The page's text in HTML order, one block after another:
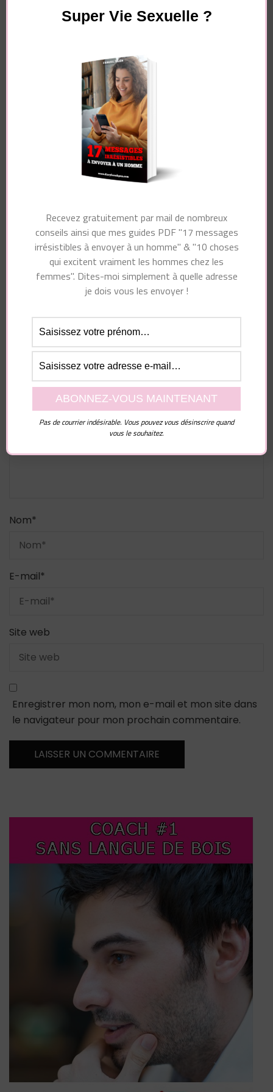
Navigation
Article précédent
22 erreurs de
communication à
Laisser un commentaire
Votre adresse e-mail ne sera pas publiée.Les
champs obligatoires sont indiqués avec
Commentaire
Nom*
E-mail*
Site web
Enregistrer mon nom, mon e-mail et mon site dans
le navigateur pour mon prochain commentaire.
Super Vie Sexuelle ?
Recevez gratuitement par mail de nombreux
conseils ainsi que mes guides PDF "17 messages
irrésistibles à envoyer à un homme" & "10 choses
qui excitent vraiment les hommes chez les
femmes". Dites-moi simplement à quelle adresse
je dois vous les envoyer !
Pas de courrier indésirable. Vous pouvez vous désinscrire quand
vous le souhaitez.